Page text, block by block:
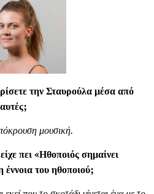
την Σταυρούλα μέσα από
μουσική.
πει «Ηθοποιός σημαίνει
έννοια του ηθοποιού;